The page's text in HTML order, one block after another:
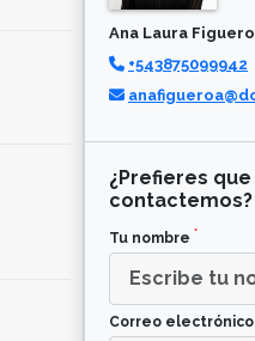
Ana Laura
+543875099942
¿Prefieres
contactemos?
Tu nombre *
Correo electrónico